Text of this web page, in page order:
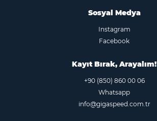
Sosyal Medya
Instagram
Facebook
Kayıt Bırak, Arayalım!
+90 (850) 860 00 06
Whatsapp
info@gigaspeed.com.tr